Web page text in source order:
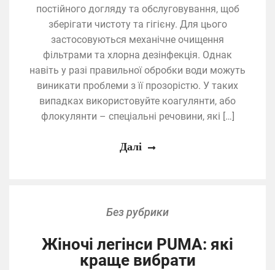
постійного догляду та обслуговування, щоб
зберігати чистоту та гігієну. Для цього
застосовуються механічне очищення
фільтрами та хлорна дезінфекція. Однак
навіть у разі правильної обробки води можуть
виникати проблеми з її прозорістю. У таких
випадках використовуйте коагулянти, або
флокулянти – спеціальні речовини, які […]
Далі
Без рубрики
Жіночі легінси PUMA: які
краще вибрати